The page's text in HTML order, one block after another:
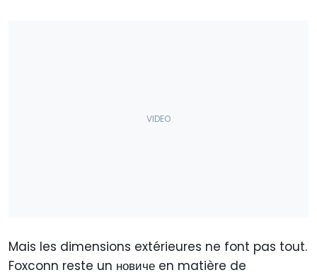
Mais les dimensions extérieures ne font pas tout.
Foxconn reste un новиче en matière de